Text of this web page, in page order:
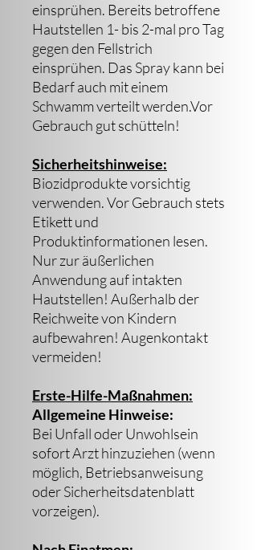
einsprühen. Bereits betroffene
Hautstellen 1- bis 2-mal pro Tag
gegen den Fellstrich
einsprühen. Das Spray kann bei
Bedarf auch mit einem
Schwamm verteilt werden.Vor
Gebrauch gut schütteln!
Sicherheitshinweise:
Biozidprodukte vorsichtig
verwenden. Vor Gebrauch stets
Etikett und
Produktinformationen lesen.
Nur zur äußerlichen
Anwendung auf intakten
Hautstellen! Außerhalb der
Reichweite von Kindern
aufbewahren! Augenkontakt
vermeiden!
Erste-Hilfe-Maßnahmen:
Allgemeine Hinweise:
Bei Unfall oder Unwohlsein
sofort Arzt hinzuziehen (wenn
möglich, Betriebsanweisung
oder Sicherheitsdatenblatt
vorzeigen).